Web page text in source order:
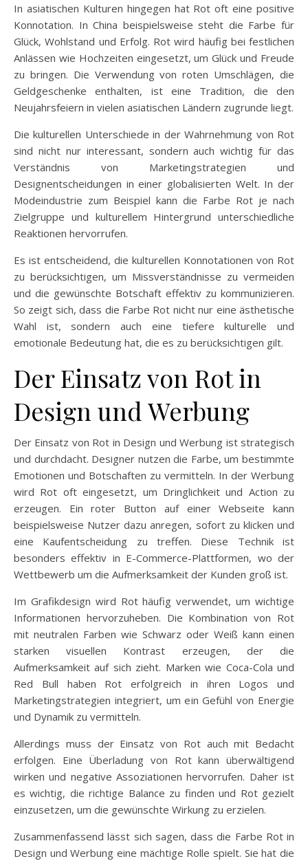
In asiatischen Kulturen hingegen hat Rot oft eine positive
Konnotation. In China beispielsweise steht die Farbe für
Glück, Wohlstand und Erfolg. Rot wird häufig bei festlichen
Anlässen wie Hochzeiten eingesetzt, um Glück und Freude
zu bringen. Die Verwendung von roten Umschlägen, die
Geldgeschenke enthalten, ist eine Tradition, die den
Neujahrsfeiern in vielen asiatischen Ländern zugrunde liegt.
Die kulturellen Unterschiede in der Wahrnehmung von Rot
sind nicht nur interessant, sondern auch wichtig für das
Verständnis von Marketingstrategien und
Designentscheidungen in einer globalisierten Welt. In der
Modeindustrie zum Beispiel kann die Farbe Rot je nach
Zielgruppe und kulturellem Hintergrund unterschiedliche
Reaktionen hervorrufen.
Es ist entscheidend, die kulturellen Konnotationen von Rot
zu berücksichtigen, um Missverständnisse zu vermeiden
und die gewünschte Botschaft effektiv zu kommunizieren.
So zeigt sich, dass die Farbe Rot nicht nur eine ästhetische
Wahl ist, sondern auch eine tiefere kulturelle und
emotionale Bedeutung hat, die es zu berücksichtigen gilt.
Der Einsatz von Rot in
Design und Werbung
Der Einsatz von Rot in Design und Werbung ist strategisch
und durchdacht. Designer nutzen die Farbe, um bestimmte
Emotionen und Botschaften zu vermitteln. In der Werbung
wird Rot oft eingesetzt, um Dringlichkeit und Action zu
erzeugen. Ein roter Button auf einer Webseite kann
beispielsweise Nutzer dazu anregen, sofort zu klicken und
eine Kaufentscheidung zu treffen. Diese Technik ist
besonders effektiv in E-Commerce-Plattformen, wo der
Wettbewerb um die Aufmerksamkeit der Kunden groß ist.
Im Grafikdesign wird Rot häufig verwendet, um wichtige
Informationen hervorzuheben. Die Kombination von Rot
mit neutralen Farben wie Schwarz oder Weiß kann einen
starken visuellen Kontrast erzeugen, der die
Aufmerksamkeit auf sich zieht. Marken wie Coca-Cola und
Red Bull haben Rot erfolgreich in ihren Logos und
Marketingstrategien integriert, um ein Gefühl von Energie
und Dynamik zu vermitteln.
Allerdings muss der Einsatz von Rot auch mit Bedacht
erfolgen. Eine Überladung von Rot kann überwältigend
wirken und negative Assoziationen hervorrufen. Daher ist
es wichtig, die richtige Balance zu finden und Rot gezielt
einzusetzen, um die gewünschte Wirkung zu erzielen.
Zusammenfassend lässt sich sagen, dass die Farbe Rot in
Design und Werbung eine mächtige Rolle spielt. Sie hat die